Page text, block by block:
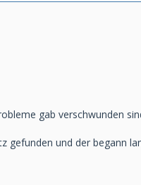
gab verschwunden
gefunden und der begann